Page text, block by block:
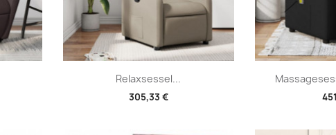
Relaxsessel...
305,33 €
Vorschau 